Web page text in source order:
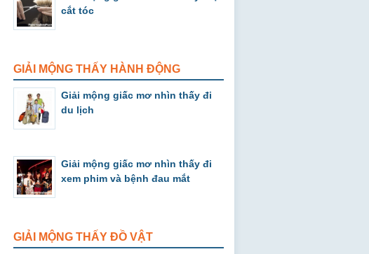
cắt tóc
GIẢI MỘNG THẤY HÀNH ĐỘNG
Giải mộng giấc mơ nhìn thấy đi
du lịch
Giải mộng giấc mơ nhìn thấy đi
xem phim và bệnh đau mắt
GIẢI MỘNG THẤY ĐỒ VẬT